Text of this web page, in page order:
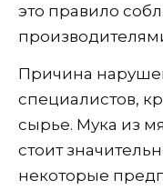
это правило
Причина
специалистов,
сырье. Мука из
стоит
некоторые